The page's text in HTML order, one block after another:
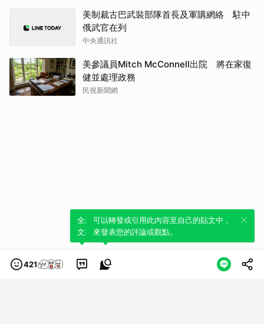
美制裁古巴武裝部隊首長及軍購網絡 駐中
俄武官在列
中央通訊社
美參議員Mitch McConnell出院 將在家復
健並處理政務
民視新聞網
421
全新體驗！一鍵引用此內容，透過發布貼
文來輕鬆表達個人立場。
可以轉發或引用此內容至自己的貼文中，
來發表您的評論或觀點。